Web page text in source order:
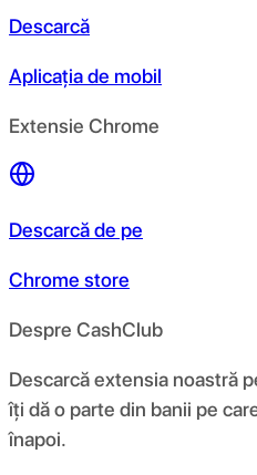
Descarcă
Aplicația de mobil
Extensie Chrome
Descarcă de pe
Chrome store
Despre CashClub
Descarcă extensia noastră
îți dă o parte din banii pe
înapoi.